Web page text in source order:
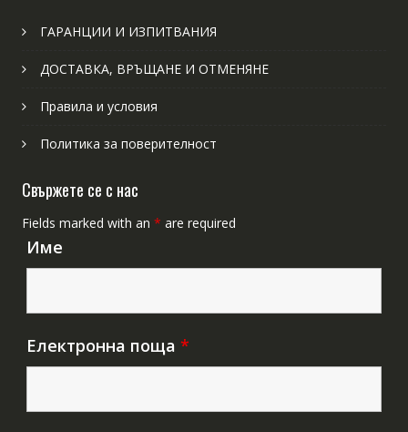
ГАРАНЦИИ И ИЗПИТВАНИЯ
ДОСТАВКА, ВРЪЩАНЕ И ОТМЕНЯНЕ
Правила и условия
Политика за поверителност
Свържете се с нас
Fields marked with an * are required
Име
Електронна поща *